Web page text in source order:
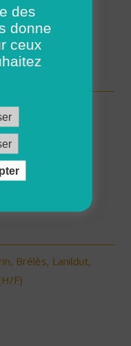
-
St
Brélès, Lanildut,
F)
des
donne
ceux